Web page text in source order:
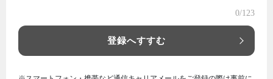
0/123
登録へすすむ